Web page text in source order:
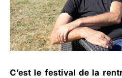
C’est le festival de la